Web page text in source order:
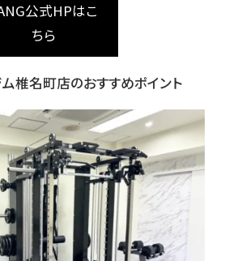
公式HPはこ
ちら
椎名町店のおすすめポイント